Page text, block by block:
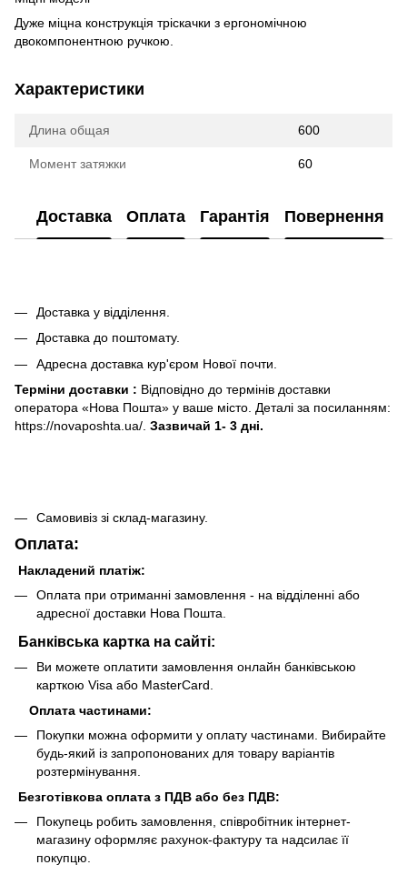
Дуже міцна конструкція тріскачки з ергономічною
двокомпонентною ручкою.
Характеристики
Длина общая 600
Момент затяжки 60
Доставка Оплата Гарантія Повернення
Доставка у відділення.
Доставка до поштомату.
Адресна доставка кур'єром Нової почти.
Терміни доставки : Відповідно до термінів доставки
оператора «Нова Пошта» у ваше місто. Деталі за посиланням:
https://novaposhta.ua/. Зазвичай 1- 3 дні.
Самовивіз зі склад-магазину.
Оплата:
Накладений платіж:
Оплата при отриманні замовлення - на відділенні або
адресної доставки Нова Пошта.
Банківська картка на сайті:
Ви можете оплатити замовлення онлайн банківською
карткою Visa або MasterCard.
Оплата частинами:
Покупки можна оформити у оплату частинами. Вибирайте
будь-який із запропонованих для товару варіантів
розтермінування.
Безготівкова оплата з ПДВ або без ПДВ:
Покупець робить замовлення, співробітник інтернет-
магазину оформляє рахунок-фактуру та надсилає її
покупцю.